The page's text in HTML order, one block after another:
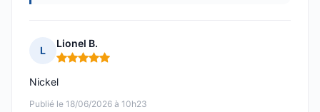
L
Lionel B.
Note : 5 sur 5
Publié le 18/06/2026 à 10h23
Nickel